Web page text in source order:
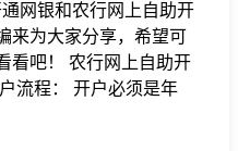
网银和农行网上自助开
来为大家分享，希望可
看吧！ 农行网上自助开
流程： 开户必须是年